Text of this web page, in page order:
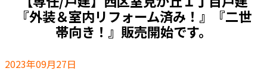
『外装＆室内リフォーム済み！』『二世
帯向き！』販売開始です。
2023年09月27日